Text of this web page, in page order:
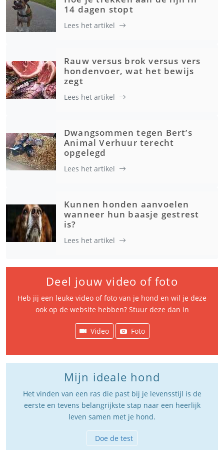
14 dagen stopt
Lees het artikel
Rauw versus brok versus vers
hondenvoer, wat het bewijs
zegt
Lees het artikel
Dwangsommen tegen Bert’s
Animal Verhuur terecht
opgelegd
Lees het artikel
Kunnen honden aanvoelen
wanneer hun baasje gestrest
is?
Lees het artikel
Deel jouw video of foto
Heb jij een leuke video of foto van je hond en wil je deze
ook op de website hebben? Stuur deze dan in
Video Foto
Mijn ideale hond
Het vinden van een ras die past bij je levensstijl is de
eerste en tevens belangrijkste stap naar een heerlijk
leven samen met je hond.
Doe de test